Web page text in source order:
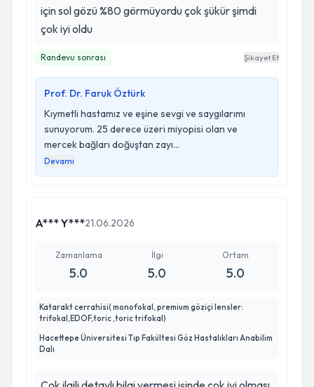
için sol gözü %80 görmüyordu çok şükür şimdi
çok iyi oldu
Randevu sonrası Şikayet Et
Prof. Dr. Faruk Öztürk
Kıymetli hastamız ve eşine sevgi ve saygılarımı
sunuyorum. 25 derece üzeri miyopisi olan ve
mercek bağları doğuştan zayı...
Devamı
A*** Y***21.06.2026
Zamanlama
5.0
İlgi
5.0
Ortam
5.0
Katarakt cerrahisi( monofokal, premium göziçi lensler:
trifokal,EDOF,toric ,toric trifokal)
Hacettepe Üniversitesi Tıp Fakültesi Göz Hastalıkları Anabilim
Dalı